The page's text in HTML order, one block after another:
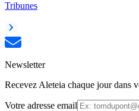
Tribunes
Newsletter
Recevez Aleteia chaque jour dans
Votre adresse email